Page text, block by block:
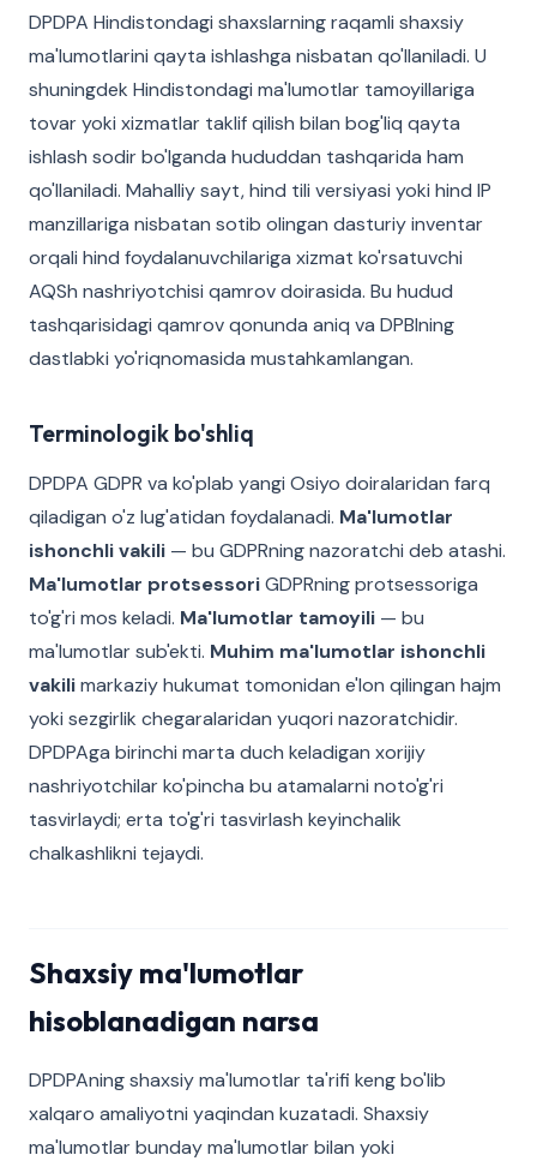
DPDPA Hindistondagi shaxslarning raqamli shaxsiy
ma'lumotlarini qayta ishlashga nisbatan qo'llaniladi. U
shuningdek Hindistondagi ma'lumotlar tamoyillariga
tovar yoki xizmatlar taklif qilish bilan bog'liq qayta
ishlash sodir bo'lganda hududdan tashqarida ham
qo'llaniladi. Mahalliy sayt, hind tili versiyasi yoki hind IP
manzillariga nisbatan sotib olingan dasturiy inventar
orqali hind foydalanuvchilariga xizmat ko'rsatuvchi
AQSh nashriyotchisi qamrov doirasida. Bu hudud
tashqarisidagi qamrov qonunda aniq va DPBIning
dastlabki yo'riqnomasida mustahkamlangan.
Terminologik bo'shliq
DPDPA GDPR va ko'plab yangi Osiyo doiralaridan farq
qiladigan o'z lug'atidan foydalanadi. Ma'lumotlar
ishonchli vakili — bu GDPRning nazoratchi deb atashi.
Ma'lumotlar protsessoriGDPRning protsessoriga
to'g'ri mos keladi. Ma'lumotlar tamoyili — bu
ma'lumotlar sub'ekti. Muhim ma'lumotlar ishonchli
vakilimarkaziy hukumat tomonidan e'lon qilingan hajm
yoki sezgirlik chegaralaridan yuqori nazoratchidir.
DPDPAga birinchi marta duch keladigan xorijiy
nashriyotchilar ko'pincha bu atamalarni noto'g'ri
tasvirlaydi; erta to'g'ri tasvirlash keyinchalik
chalkashlikni tejaydi.
Shaxsiy ma'lumotlar
hisoblanadigan narsa
DPDPAning shaxsiy ma'lumotlar ta'rifi keng bo'lib
xalqaro amaliyotni yaqindan kuzatadi. Shaxsiy
ma'lumotlar bunday ma'lumotlar bilan yoki